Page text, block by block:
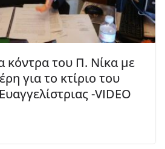
κόντρα του Π. Νίκα με
για το κτίριο του
-VIDEO